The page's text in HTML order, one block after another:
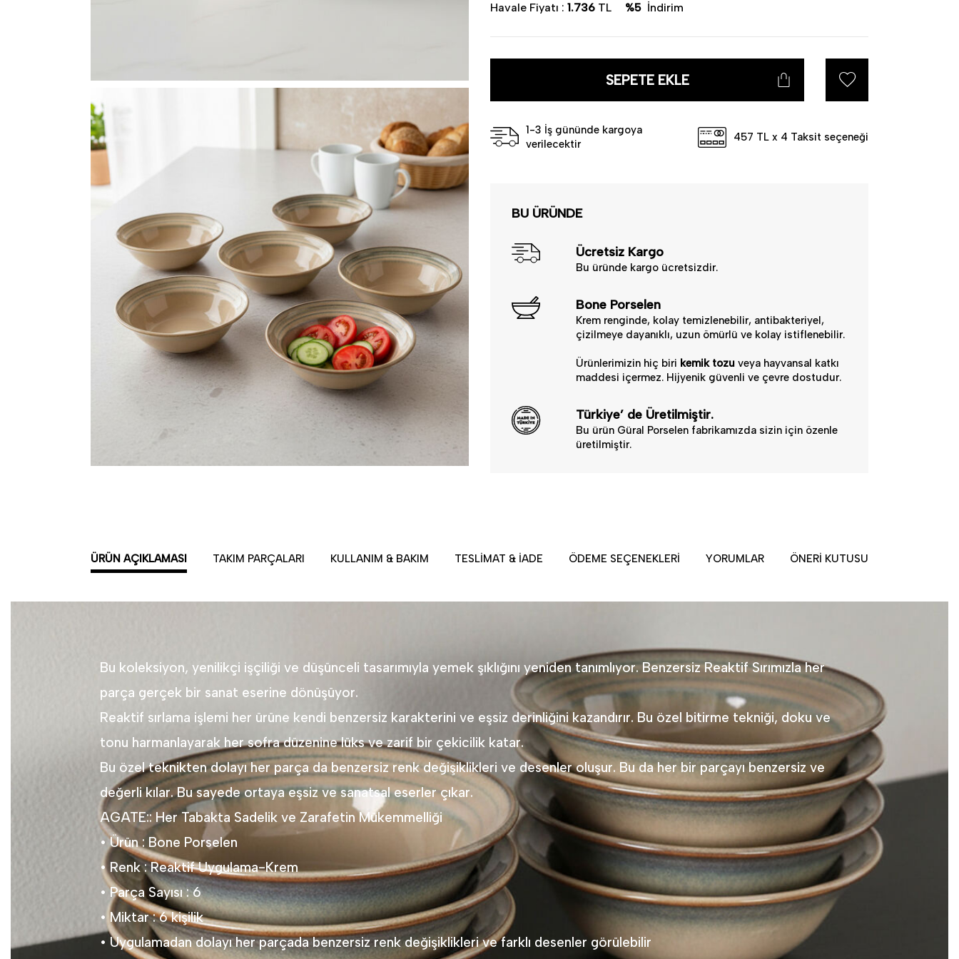
• Ürün : Bone Porselen
• Miktar : 6 kişilik
• Uygulamadan dolayı her parçada benzersiz renk değişiklikleri ve farklı
• Elde yıkanması tavsiye edilir.
Güle güle kullanın.
Havale Fiyatı : 1.736 TL %5 İndirim
SEPETE EKLE
1-3 İş gününde kargoya
verilecektir
457 TL x 4 Taksit seçeneği
BU ÜRÜNDE
Ücretsiz Kargo
Bu üründe kargo ücretsizdir.
Bone Porselen
Krem renginde, kolay temizlenebilir, antibakteriyel,
çizilmeye dayanıklı, uzun ömürlü ve kolay istiflenebilir.
Ürünlerimizin hiç biri kemik tozu veya hayvansal katkı
maddesi içermez. Hijyenik güvenli ve çevre dostudur.
Türkiye’ de Üretilmiştir.
Bu ürün Güral Porselen fabrikamızda sizin için özenle
üretilmiştir.
ÜRÜN AÇIKLAMASI TAKIM PARÇALARI KULLANIM & BAKIM TESLIMAT & İADE ÖDEME SEÇENEKLERI YORUMLAR ÖNERI KUTUSU
Bu koleksiyon, yenilikçi işçiliği ve düşünceli tasarımıyla yemek şıklığını yeniden tanımlıyor. Benzersiz Reaktif Sırımızla her
parça gerçek bir sanat eserine dönüşüyor.
Reaktif sırlama işlemi her ürüne kendi benzersiz karakterini ve eşsiz derinliğini kazandırır. Bu özel bitirme tekniği, doku ve
tonu harmanlayarak her sofra düzenine lüks ve zarif bir çekicilik katar.
Bu özel teknikten dolayı her parça da benzersiz renk değişiklikleri ve desenler oluşur. Bu da her bir parçayı benzersiz ve
değerli kılar. Bu sayede ortaya eşsiz ve sanatsal eserler çıkar.
AGATE:: Her Tabakta Sadelik ve Zarafetin Mükemmelliği
• Ürün : Bone Porselen
• Renk : Reaktif Uygulama-Krem
• Parça Sayısı : 6
• Miktar : 6 kişilik
• Uygulamadan dolayı her parçada benzersiz renk değişiklikleri ve farklı desenler görülebilir